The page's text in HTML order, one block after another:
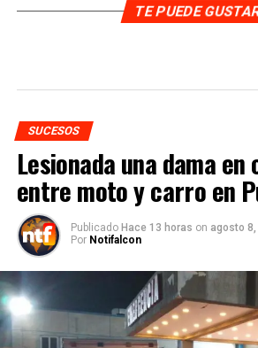
TE PUEDE
SUCESOS
Lesionada una dama en
entre moto y carro en
Publicado Hace 13 horas on agosto 8,
Por Notifalcon